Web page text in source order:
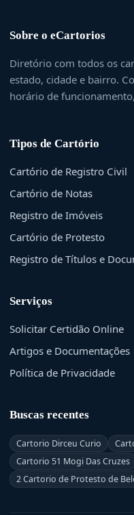
Sobre o eCartorios
Diretório com todos os
estado, cidade e bairro.
horário de
Tipos de Cartório
Cartório de Registro Civil
Cartório de Notas
Registro de Imóveis
Cartório de Protesto
Registro de Títulos e
Serviços
Solicitar Certidão Online
Artigos e Documentações
Política de Privacidade
Buscas recentes
Cartorio Dirceu Curio
Cartorio 51 Mogi Das Cruzes
2 Cartorio de Protesto de